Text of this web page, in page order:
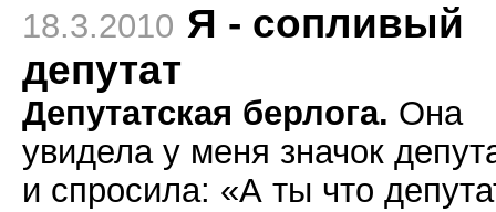
18.3.2010 Я - сопливый
депутат
Депутатская берлога. Она
увидела у меня значок
и спросила: «А ты что